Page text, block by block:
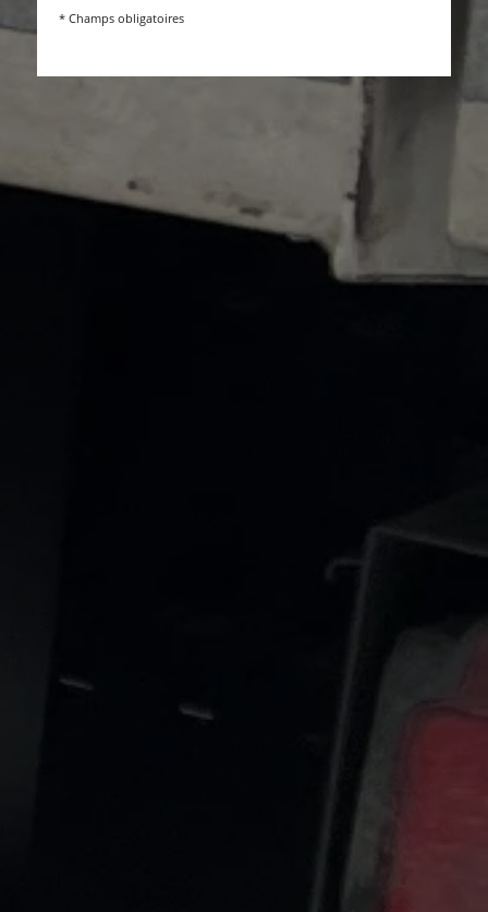
* Champs obligatoires